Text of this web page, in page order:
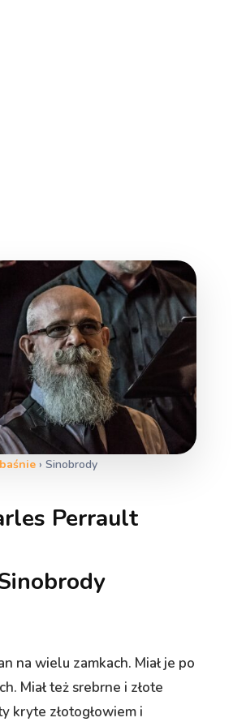
› Sinobrody
Perrault
na wielu zamkach. Miał je po
Miał też srebrne i złote
kryte złotogłowiem i